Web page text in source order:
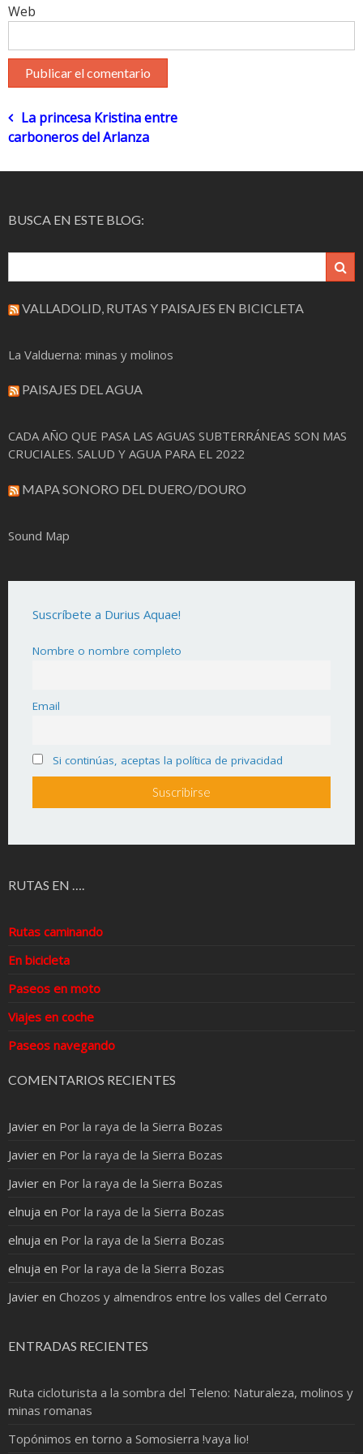
Web
Navegación
La princesa Kristina entre
carboneros del Arlanza
BUSCA EN ESTE BLOG:
VALLADOLID, RUTAS Y PAISAJES EN BICICLETA
La Valduerna: minas y molinos
PAISAJES DEL AGUA
CADA AÑO QUE PASA LAS AGUAS SUBTERRÁNEAS SON MAS
CRUCIALES. SALUD Y AGUA PARA EL 2022
MAPA SONORO DEL DUERO/DOURO
Sound Map
Suscríbete a Durius Aquae!
Nombre o nombre completo
Email
Si continúas, aceptas la política de privacidad
RUTAS EN ….
Rutas caminando
En bicicleta
Paseos en moto
Viajes en coche
Paseos navegando
COMENTARIOS RECIENTES
Javier en Por la raya de la Sierra Bozas
Javier en Por la raya de la Sierra Bozas
Javier en Por la raya de la Sierra Bozas
elnuja en Por la raya de la Sierra Bozas
elnuja en Por la raya de la Sierra Bozas
elnuja en Por la raya de la Sierra Bozas
Javier en Chozos y almendros entre los valles del Cerrato
ENTRADAS RECIENTES
Ruta cicloturista a la sombra del Teleno: Naturaleza, molinos y
minas romanas
Topónimos en torno a Somosierra !vaya lio!